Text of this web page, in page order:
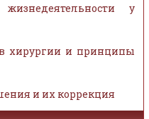
у
хирургии и принципы
и их коррекция